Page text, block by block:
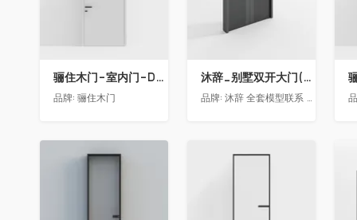
骊住木门-室内门-DAA静音门-YY漆白色-方形把手
品牌: 骊住木门
沐辞_别墅双开大门(中型)(漏光加厚度)
品牌: 沐辞 全套模型联系 Vx:Muci0003
收藏 收藏